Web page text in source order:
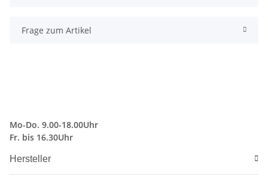
Frage zum Artikel
Mo-Do. 9.00-18.00Uhr
Fr. bis 16.30Uhr
Hersteller